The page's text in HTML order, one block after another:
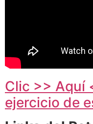
Clic >> Aquí
ejercicio de